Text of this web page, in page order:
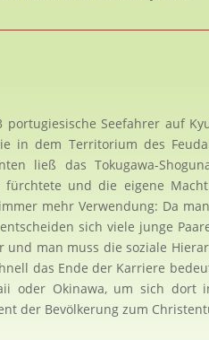
Seefahrer auf
in dem Territorium des
ließ das Tokugawa-
und die eigene
mehr Verwendung: Da
sich viele junge
man muss die soziale
das Ende der Karriere
oder Okinawa, um sich dort
der Bevölkerung zum